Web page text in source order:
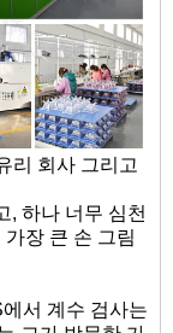
리 회사 그리고
, 하나 너무 심천
장 큰 손 그림
서 계수 검사는